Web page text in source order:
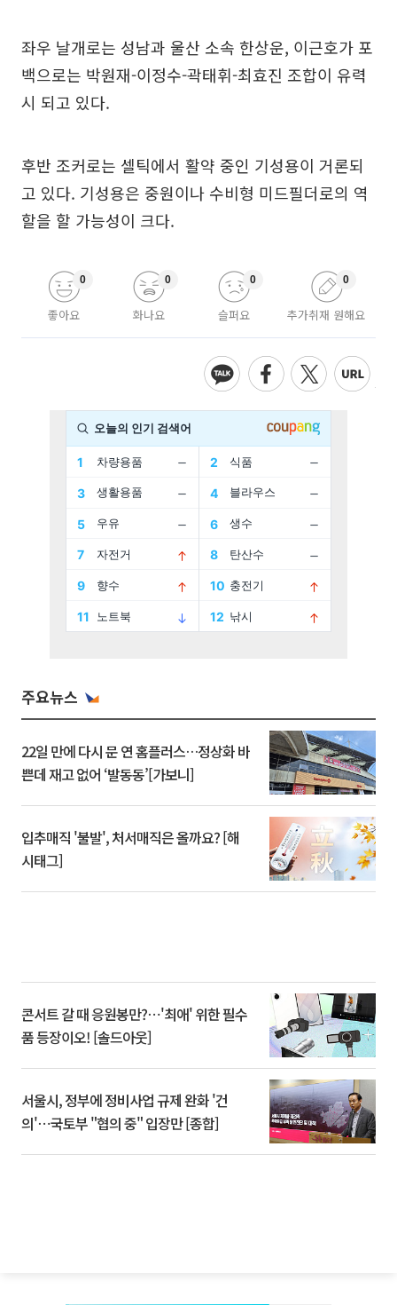
좌우 날개로는 성남과 울산 소속 한상운, 이근호가 포
백으로는 박원재-이정수-곽태휘-최효진 조합이 유력
시 되고 있다.
후반 조커로는 셀틱에서 활약 중인 기성용이 거론되
고 있다. 기성용은 중원이나 수비형 미드필더로의 역
할을 할 가능성이 크다.
좋아요
0
화나요
0
슬퍼요
0
추가취재 원해요
0
주요뉴스
22일 만에 다시 문 연 홈플러스…정상화 바
쁜데 재고 없어 ‘발동동’[가보니]
입추매직 '불발', 처서매직은 올까요? [해
시태그]
콘서트 갈 때 응원봉만?⋯'최애' 위한 필수
품 등장이오! [솔드아웃]
서울시, 정부에 정비사업 규제 완화 '건
의'⋯국토부 "협의 중" 입장만 [종합]